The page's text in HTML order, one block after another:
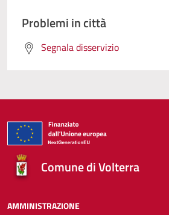
Problemi in città
Segnala disservizio
Comune di Volterra
AMMINISTRAZIONE